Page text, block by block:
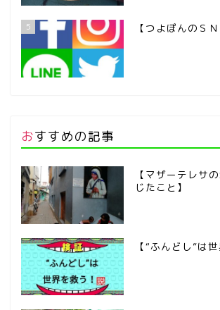
5 【つよぽんのＳＮ
おすすめの記事
【マザーテレサ
じたこと】
【“ふんどし”は